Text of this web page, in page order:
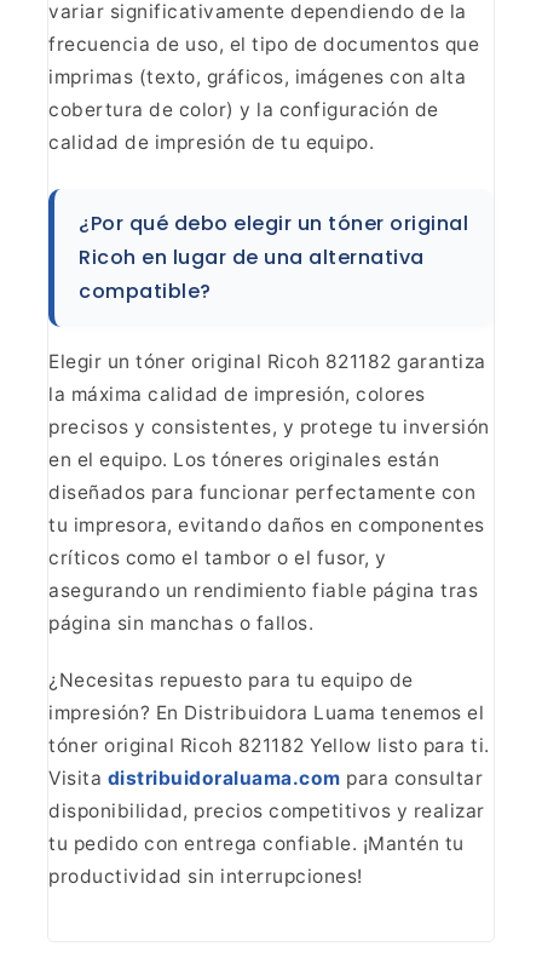
variar significativamente dependiendo de la
frecuencia de uso, el tipo de documentos que
imprimas (texto, gráficos, imágenes con alta
cobertura de color) y la configuración de
calidad de impresión de tu equipo.
¿Por qué debo elegir un tóner original
Ricoh en lugar de una alternativa
compatible?
Elegir un tóner original Ricoh 821182 garantiza
la máxima calidad de impresión, colores
precisos y consistentes, y protege tu inversión
en el equipo. Los tóneres originales están
diseñados para funcionar perfectamente con
tu impresora, evitando daños en componentes
críticos como el tambor o el fusor, y
asegurando un rendimiento fiable página tras
página sin manchas o fallos.
¿Necesitas repuesto para tu equipo de
impresión? En Distribuidora Luama tenemos el
tóner original Ricoh 821182 Yellow listo para ti.
Visita distribuidoraluama.com para consultar
disponibilidad, precios competitivos y realizar
tu pedido con entrega confiable. ¡Mantén tu
productividad sin interrupciones!